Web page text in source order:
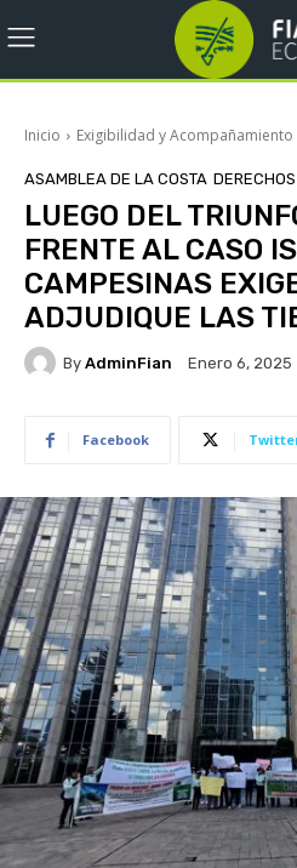
Inicio Exigibilidad y Acompañamiento
ASAMBLEA DE LA COSTA
LUEGO DEL
FRENTE AL CASO
CAMPESINAS
ADJUDIQUE LAS
By AdminFian Enero 6, 2025
Facebook